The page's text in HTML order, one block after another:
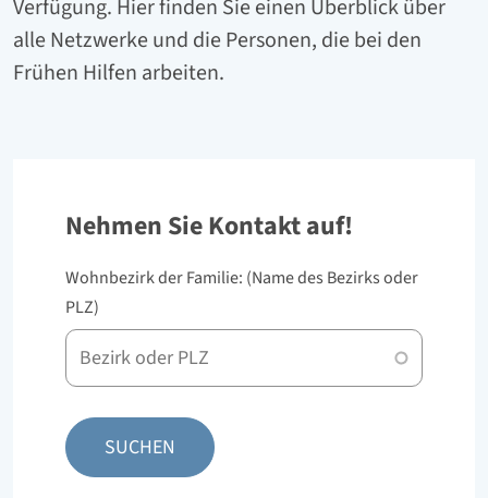
Verfügung. Hier finden Sie einen Überblick über
alle Netzwerke und die Personen, die bei den
Frühen Hilfen arbeiten.
Nehmen Sie Kontakt auf!
Wohnbezirk der Familie: (Name des Bezirks oder
PLZ)
PLZ
oder
SUCHEN